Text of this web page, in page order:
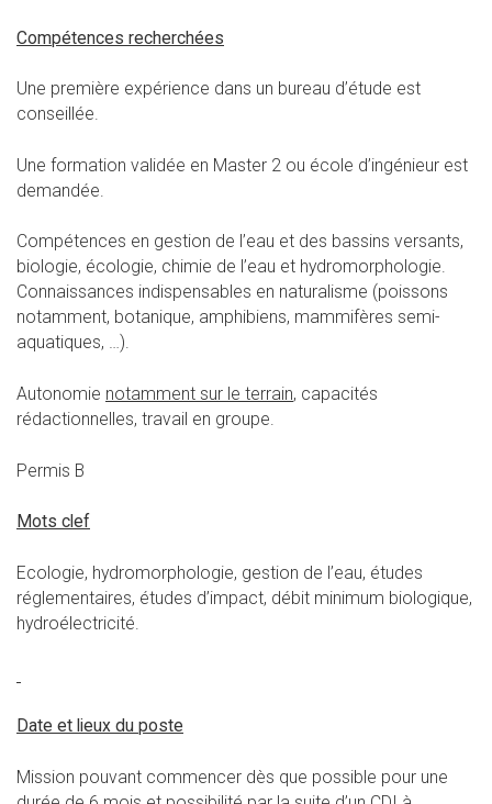
Compétences recherchées
Une première expérience dans un bureau d’étude est
conseillée.
Une formation validée en Master 2 ou école d’ingénieur est
demandée.
Compétences en gestion de l’eau et des bassins versants,
biologie, écologie, chimie de l’eau et hydromorphologie.
Connaissances indispensables en naturalisme (poissons
notamment, botanique, amphibiens, mammifères semi-
aquatiques, …).
Autonomie notamment sur le terrain, capacités
rédactionnelles, travail en groupe.
Permis B
Mots clef
Ecologie, hydromorphologie, gestion de l’eau, études
réglementaires, études d’impact, débit minimum biologique,
hydroélectricité.
Date et lieux du poste
Mission pouvant commencer dès que possible pour une